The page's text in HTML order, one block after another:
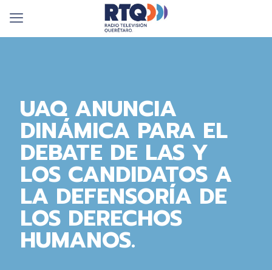
UAQ ANUNCIA
DINÁMICA PARA EL
DEBATE DE LAS Y
LOS CANDIDATOS A
LA DEFENSORÍA DE
LOS DERECHOS
HUMANOS.